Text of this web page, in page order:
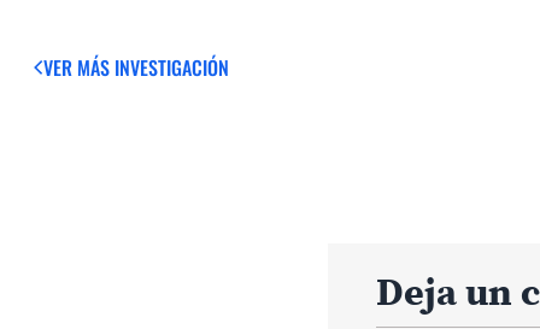
VER MÁS INVESTIGACIÓN
Deja un